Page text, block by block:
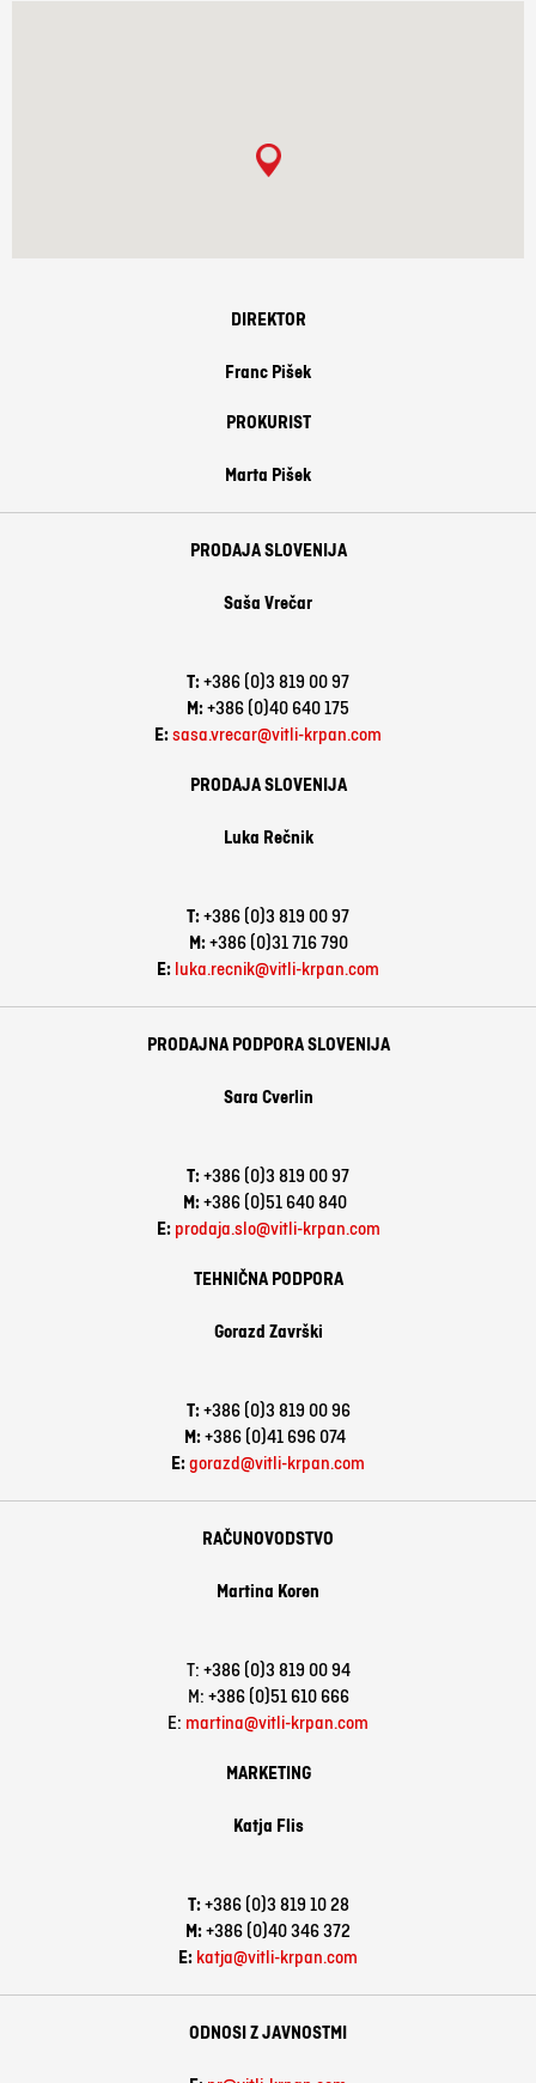
DIREKTOR
Franc Pišek
PROKURIST
Marta Pišek
PRODAJA SLOVENIJA
Saša Vrečar
T:+386 (0)3 819 00 97
M:+386 (0)40 640 175
E:sasa.vrecar@vitli-krpan.com
PRODAJA SLOVENIJA
Luka Rečnik
T:+386 (0)3 819 00 97
M:+386 (0)31 716 790
E: luka.recnik@vitli-krpan.com
PRODAJNA PODPORA SLOVENIJA
Sara Cverlin
T:+386 (0)3 819 00 97
M:+386 (0)51 640 840
E: prodaja.slo@vitli-krpan.com
TEHNIČNA PODPORA
Gorazd Završki
T:+386 (0)3 819 00 96
M:+386 (0)41 696 074
E:gorazd@vitli-krpan.com
RAČUNOVODSTVO
Martina Koren
T: +386 (0)3 819 00 94
M: +386 (0)51 610 666
E: martina@vitli-krpan.com
MARKETING
Katja Flis
T:+386 (0)3 819 10 28
M:+386 (0)40 346 372
E: katja@vitli-krpan.com
ODNOSI Z JAVNOSTMI